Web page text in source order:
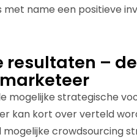
met name een positieve
resultaten –
mogelijke strategische
kan kort over verteld
crowdsourcing